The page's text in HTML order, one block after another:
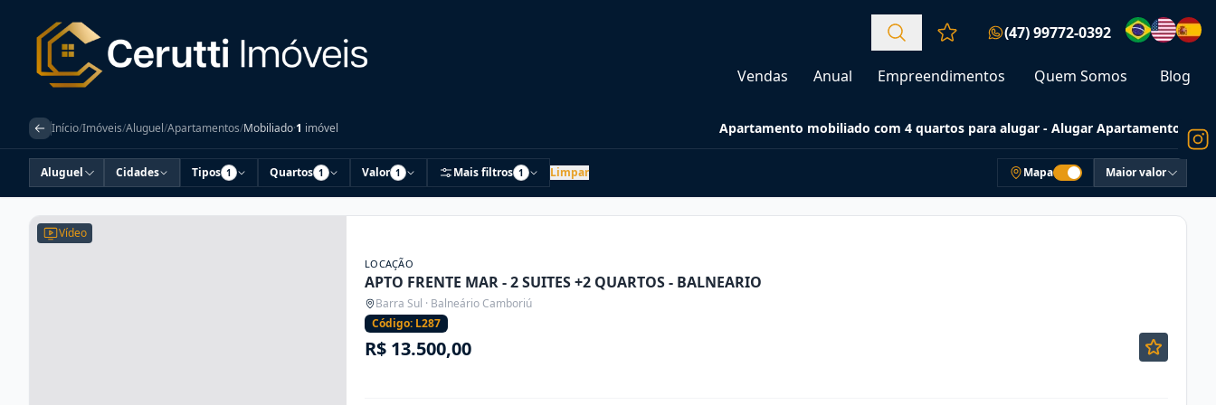
Favoritos (0 itens)
(47) 99772-0392
Vendas Anual Empreendimentos Quem Somos Blog
Início/Imóveis/Aluguel/Apartamentos/Mobiliado·1 imóvel Apartamento mobiliado com 4 quartos para alugar - Alugar Apartamentos
Aluguel Cidades Tipos 1 Quartos 1 Valor 1 Mais filtros 1 Limpar Mapa Maior valor
Vídeo
LOCAÇÃO
APTO FRENTE MAR - 2 SUITES +2 QUARTOS - BALNEARIO
Barra Sul · Balneário Camboriú
Código: L287
R$ 13.500,00